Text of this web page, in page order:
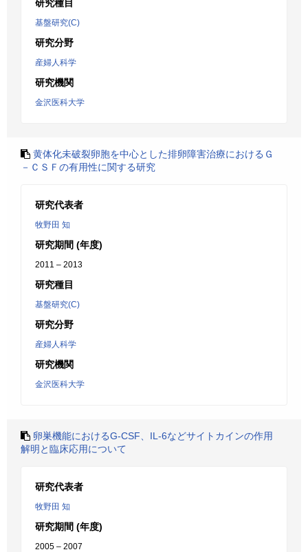
研究種目
基盤研究(C)
研究分野
産婦人科学
研究機関
金沢医科大学
黄体化未破裂卵胞を中心とした排卵障害治療におけるＧ
－ＣＳＦの有用性に関する研究
研究代表者
牧野田 知
研究期間 (年度)
2011 – 2013
研究種目
基盤研究(C)
研究分野
産婦人科学
研究機関
金沢医科大学
卵巣機能におけるG-CSF、IL-6などサイトカインの作用
解明と臨床応用について
研究代表者
牧野田 知
研究期間 (年度)
2005 – 2007